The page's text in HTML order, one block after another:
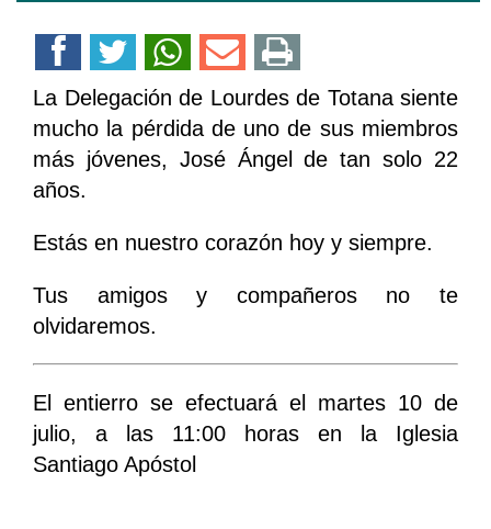
La Delegación de Lourdes de Totana siente
mucho la pérdida de uno de sus miembros
más jóvenes, José Ángel de tan solo 22
años.
Estás en nuestro corazón hoy y siempre.
Tus amigos y compañeros no te
olvidaremos.
El entierro se efectuará el martes 10 de
julio, a las 11:00 horas en la Iglesia
Santiago Apóstol